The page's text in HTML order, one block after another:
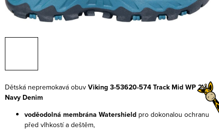
Dětská nepremokavá obuv Viking 3-53620-574 Track Mid WP 2V
Navy Denim
voděodolná membrána Watershield pro dokonalou ochranu
před vlhkostí a deštěm,